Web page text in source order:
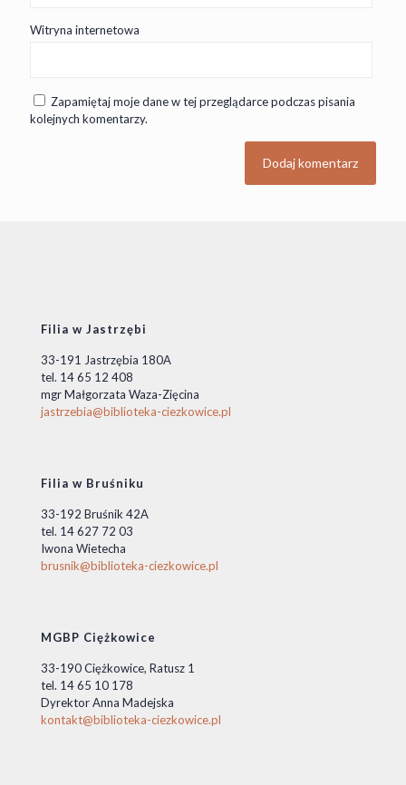
Witryna internetowa
Zapamiętaj moje dane w tej przeglądarce podczas pisania
kolejnych komentarzy.
Filia w Jastrzębi
33-191 Jastrzębia 180A
tel. 14 65 12 408
mgr Małgorzata Waza-Zięcina
jastrzebia@biblioteka-ciezkowice.pl
Filia w Bruśniku
33-192 Bruśnik 42A
tel. 14 627 72 03
Iwona Wietecha
brusnik@biblioteka-ciezkowice.pl
MGBP Ciężkowice
33-190 Ciężkowice, Ratusz 1
tel. 14 65 10 178
Dyrektor Anna Madejska
kontakt@biblioteka-ciezkowice.pl